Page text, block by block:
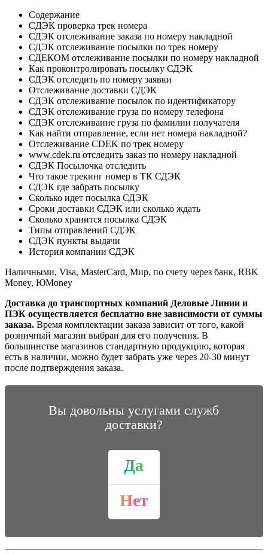
Содержание
CДЭК проверка трек номера
СДЭК отслеживание заказа по номеру накладной
СДЭК отслеживание посылки по трек номеру
СДЕКОМ отслеживание посылки по номеру накладной
Как проконтролировать посылку СДЭК
СДЭК отследить по номеру заявки
Отслеживание доставки СДЭК
СДЭК отслеживание посылок по идентификатору
СДЭК отслеживание груза по номеру телефона
СДЭК отслеживание груза по фамилии получателя
Как найти отправление, если нет номера накладной?
Отслеживание CDEK по трек номеру
www.cdek.ru отследить заказ по номеру накладной
СДЭК Посылочка отследить
Что такое трекинг номер в ТК СДЭК
СДЭК где забрать посылку
Сколько идет посылка СДЭК
Сроки доставки СДЭК или сколько ждать
Сколько хранится посылка СДЭК
Типы отправлений СДЭК
СДЭК пункты выдачи
История компании СДЭК
Наличными, Visa, MasterCard, Мир, по счету через банк, RBK
Money, ЮMoney
Доставка до транспортных компаний Деловые Линии и
ПЭК осуществляется бесплатно вне зависимости от суммы
заказа. Время комплектации заказа зависит от того, какой
розничный магазин выбран для его получения. В
большинстве магазинов стандартную продукцию, которая
есть в наличии, можно будет забрать уже через 20-30 минут
после подтверждения заказа.
Вы довольны услугами служб
доставки?
Да
Нет